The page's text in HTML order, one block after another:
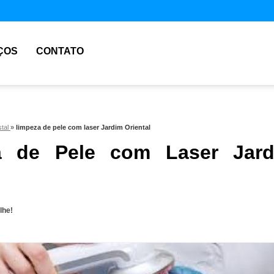
CONTATO
» limpeza de pele com laser Jardim Oriental
de Pele com Laser